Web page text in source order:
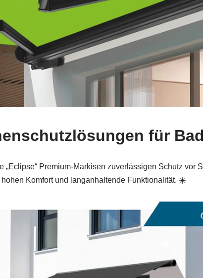
für
Premium-Markisen zuverlässigen Schutz
hohen Komfort und langanhaltende Funktionalität. ☀️